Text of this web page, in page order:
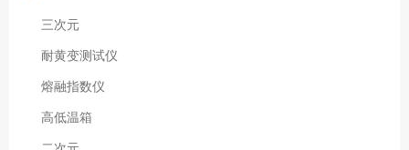
三次元
耐黄变测试仪
熔融指数仪
高低温箱